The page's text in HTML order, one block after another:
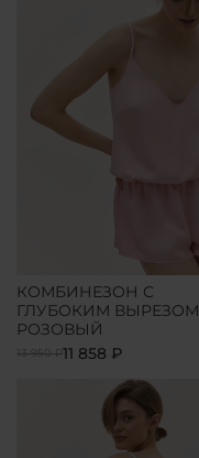
КОМБИНЕЗОН С
ГЛУБОКИМ ВЫРЕЗОМ
РОЗОВЫЙ
13 950 ₽11 858 ₽